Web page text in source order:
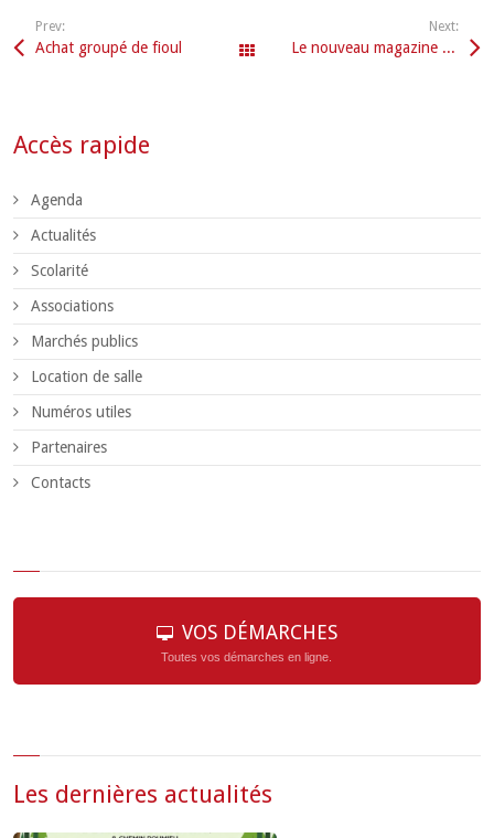
Prev:
Achat groupé de fioul Tous les articles
Next:
Le nouveau magazine est en ligne
Accès rapide
Agenda
Actualités
Scolarité
Associations
Marchés publics
Location de salle
Numéros utiles
Partenaires
Contacts
VOS DÉMARCHES
Toutes vos démarches en ligne.
Les dernières actualités